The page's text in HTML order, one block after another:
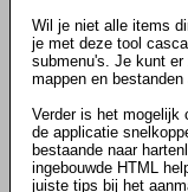
Wil je niet alle items
je met deze tool
submenu's. Je kunt
mappen en
Verder is het mogelijk
de applicatie
bestaande naar
ingebouwde HTML
juiste tips bij het